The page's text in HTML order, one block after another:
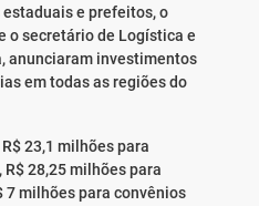
e prefeitos, o
o secretário de Logística e
anunciaram investimentos
em todas as regiões do
23,1 milhões para
28,25 milhões para
7 milhões para convênios